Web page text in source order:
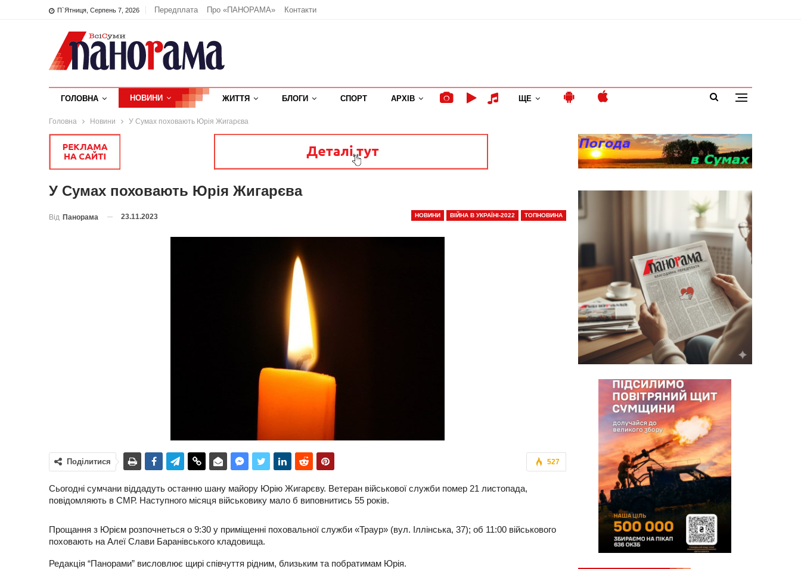
П`ятниця, Серпень 7, 2026 Передплата Про «ПАНОРАМА» Контакти
ГОЛОВНА НОВИНИ ЖИТТЯ БЛОГИ СПОРТ АРХІВ ЩЕ
Головна Новини У Сумах поховають Юрія Жигарєва
У Сумах поховають Юрія Жигарєва
НОВИНИ ВІЙНА В УКРАЇНІ-2022 ТОПНОВИНА
Від Панорама 23.11.2023
527
Поділитися
Сьогодні сумчани віддадуть останню шану майору Юрію Жигарєву. Ветеран військової служби помер 21 листопада,
повідомляють в СМР. Наступного місяця військовику мало б виповнитись 55 років.
Прощання з Юрієм розпочнеться о 9:30 у приміщенні поховальної служби «Траур» (вул. Іллінська, 37); об 11:00 військового
поховають на Алеї Слави Баранівського кладовища.
Редакція “Панорами” висловлює щирі співчуття рідним, близьким та побратимам Юрія.